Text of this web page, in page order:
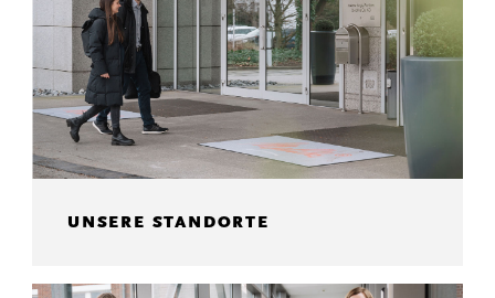
UNSERE STANDORTE